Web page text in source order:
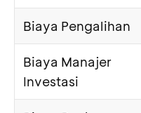
Biaya Pengalihan
Biaya Manajer
Investasi